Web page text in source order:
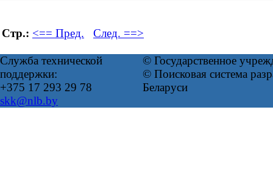
Стр.: <== Пред. След. ==>
Служба технической
поддержки:
+375 17 293 29 78
skk@nlb.by
© Государственное
© Поисковая система
Беларуси